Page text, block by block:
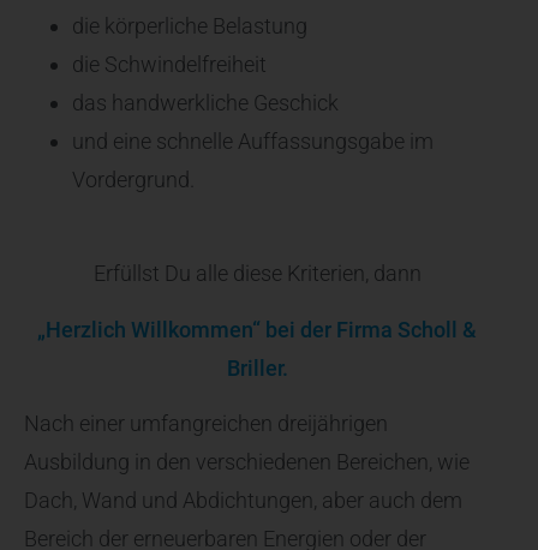
die körperliche Belastung
die Schwindelfreiheit
das handwerkliche Geschick
und eine schnelle Auffassungsgabe im
Vordergrund.
Erfüllst Du alle diese Kriterien, dann
„Herzlich Willkommen“ bei der Firma Scholl &
Briller.
Nach einer umfangreichen dreijährigen
Ausbildung in den verschiedenen Bereichen, wie
Dach, Wand und Abdichtungen, aber auch dem
Bereich der erneuerbaren Energien oder der